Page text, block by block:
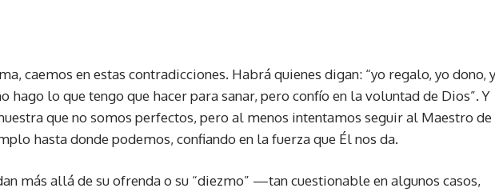
caemos en estas contradicciones. Habrá quienes digan: “yo regalo, yo dono,
hago lo que tengo que hacer para sanar, pero confío en la voluntad de Dios”. Y
que no somos perfectos, pero al menos intentamos seguir al Maestro de
hasta donde podemos, confiando en la fuerza que Él nos da.
más allá de su ofrenda o su “diezmo” —tan cuestionable en algunos casos,